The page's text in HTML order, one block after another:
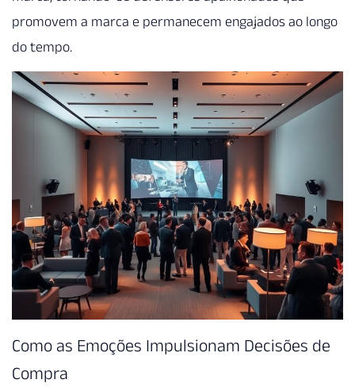
promovem a marca e permanecem engajados ao longo
do tempo.
Como as Emoções Impulsionam Decisões de
Compra